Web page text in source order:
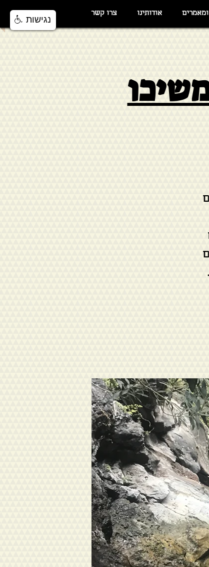
אודותינו צרו קשר
נגישות